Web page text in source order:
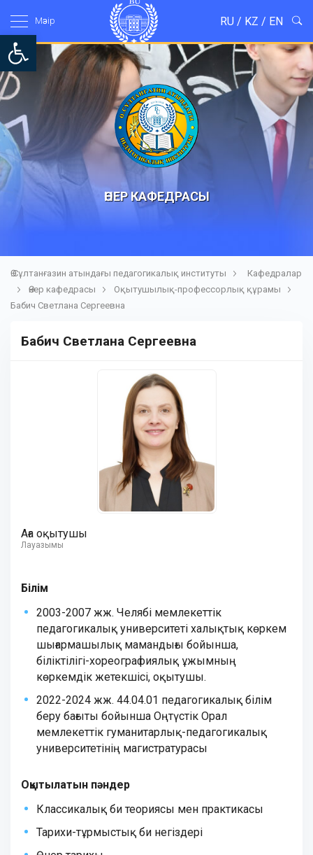
Open toolbar
Мәзір RU / KZ / EN
ӨНЕР КАФЕДРАСЫ
Ө.Сұлтанғазин атындағы педагогикалық институты
Кафедралар
Өнер кафедрасы
Оқытушылық-профессорлық құрамы
Бабич Светлана Сергеевна
Бабич Светлана Сергеевна
Аға оқытушы
Лауазымы
Білім
2003-2007 жж. Челябі мемлекеттік
педагогикалық университеті халықтық көркем
шығармашылық мамандығы бойынша,
біліктілігі-хореографиялық ұжымның
көркемдік жетекшісі, оқытушы.
2022-2024 жж. 44.04.01 педагогикалық білім
беру бағыты бойынша Оңтүстік Орал
мемлекеттік гуманитарлық-педагогикалық
университетінің магистратурасы
Оқытылатын пәндер
Классикалық би теориясы мен практикасы
Тарихи-тұрмыстық би негіздері